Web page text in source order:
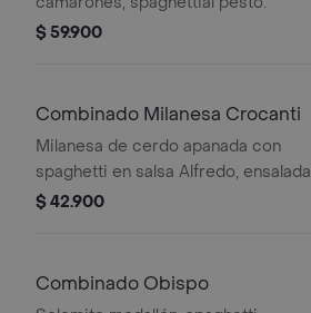
$ 59.900
Combinado Milanesa Crocanti
Milanesa de cerdo apanada con
spaghetti en salsa Alfredo, ensalada
César, parmesano y crutones.
$ 42.900
Combinado Obispo